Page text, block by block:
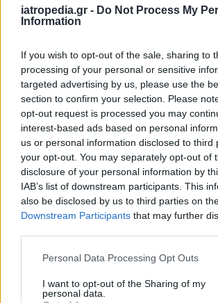
iatropedia.gr - Do Not Process My
Information
If you wish to opt-out of the sale, sharing to
processing of your personal or sensitive
targeted advertising by us, please use the
section to confirm your selection. Please
opt-out request is processed you may
interest-based ads based on personal
us or personal information disclosed to third
your opt-out. You may separately opt-out of
disclosure of your personal information by
IAB’s list of downstream participants. This
also be disclosed by us to third parties on
Downstream Participants that may further
Personal Data Processing Opt Outs
I want to opt-out of the Sharing of my
personal data.
ΙΣΑ: «Καμπανάκι» για τον ιό του
Αττική – Τι ζητά από τις Αρχές
ΔΙΑΤΡΟΦΗ 07 Αυγούστου 2026
Κεχρί: Πώς μια ενισχυμένη ποικιλία
«γεμίσει» σίδηρο τα παιδιά, χωρίς